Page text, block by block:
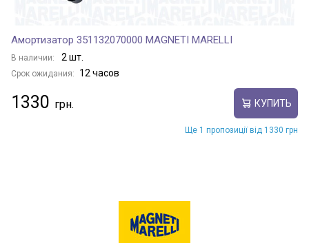
Амортизатор 351132070000 MAGNETI MARELLI
В наличии: 2 шт.
Срок ожидания: 12 часов
1330 КУПИТЬ
Ще 1 пропозиції від 1330 грн